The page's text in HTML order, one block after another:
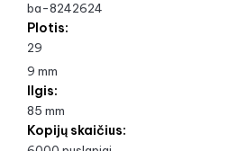
ba-8242624
Plotis:
29
9 mm
Ilgis:
85 mm
Kopijų skaičius: